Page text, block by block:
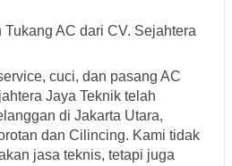
AC dari CV. Sejahtera
cuci, dan pasang AC
Jaya Teknik telah
di Jakarta Utara,
dan Cilincing. Kami tidak
jasa teknis, tetapi juga